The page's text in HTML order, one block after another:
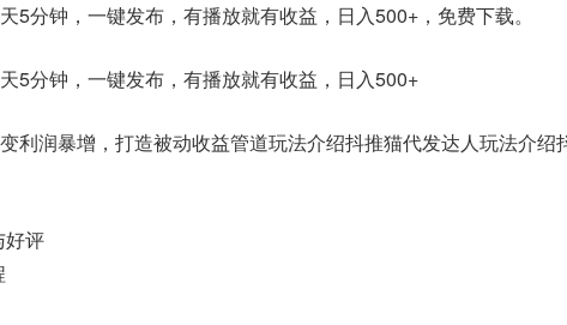
5分钟，一键发布，有播放就有收益，日入500+，免费下载。
5分钟，一键发布，有播放就有收益，日入500+
利润暴增，打造被动收益管道玩法介绍抖推猫代发达人玩法介绍
好评